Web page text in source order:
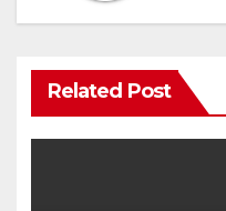
Related Post